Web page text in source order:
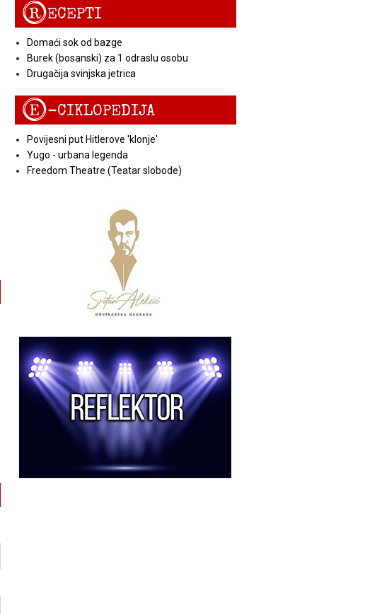
RECEPTI
Domaći sok od bazge
Burek (bosanski) za 1 odraslu osobu
Drugačija svinjska jetrica
E-CIKLOPEDIJA
Povijesni put Hitlerove 'klonje'
Yugo - urbana legenda
Freedom Theatre (Teatar slobode)